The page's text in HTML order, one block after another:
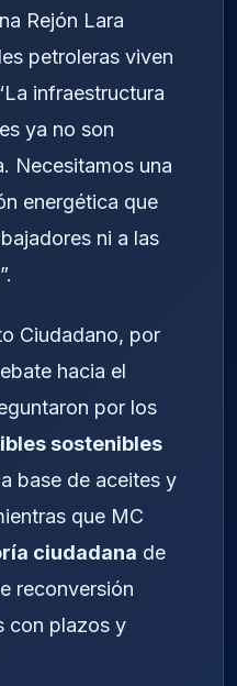
Rejón Lara
petroleras viven
infraestructura
ya no son
Necesitamos una
energética que
ni a las
Ciudadano, por
hacia el
por los
sostenibles
base de aceites y
que MC
ciudadana de
reconversión
con plazos y